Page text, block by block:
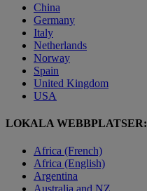
China
Germany
Italy
Netherlands
Norway
Spain
United Kingdom
USA
LOKALA WEBBPLATSER:
Africa (French)
Africa (English)
Argentina